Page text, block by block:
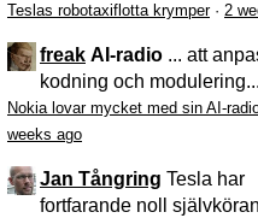
Teslas robotaxiflotta krymper· 2
freak AI-radio ... att
kodning och modulering...
Nokia lovar mycket med sin AI-
weeks ago
Jan Tångring Tesla har
fortfarande noll